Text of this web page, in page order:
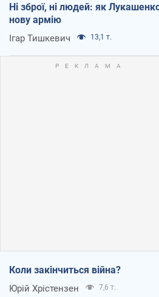
Ні зброї, ні людей: як
нову армію
Ігар Тишкевич 13,1 т.
Коли закінчиться війна?
Юрій Хрістензен 7,6 т.